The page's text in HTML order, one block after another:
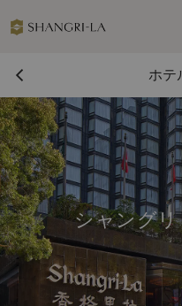
ホテ
シャング